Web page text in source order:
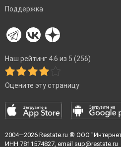
Поддержка
Наш рейтинг 4.6 из 5 (256)
Оцените эту страницу
2004—2026 Restate.ru ® ООО
ИНН 7811574827, email sup@restate.ru